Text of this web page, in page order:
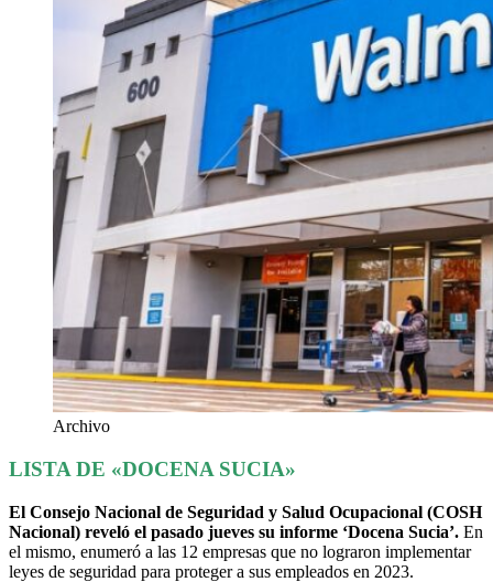
Archivo
LISTA DE «DOCENA SUCIA»
El Consejo Nacional de Seguridad y Salud Ocupacional (COSH
Nacional) reveló el pasado jueves su informe ‘Docena Sucia’. En
el mismo, enumeró a las 12 empresas que no lograron implementar
leyes de seguridad para proteger a sus empleados en 2023.